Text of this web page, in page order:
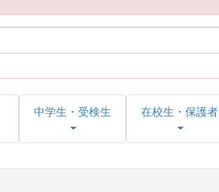
中学生・受検生 在校生・保護者